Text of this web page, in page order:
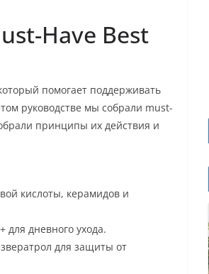
Have Best
помогает поддерживать
руководстве мы собрали must-
принципы их действия и
кислоты, керамидов и
дневного ухода.
для защиты от